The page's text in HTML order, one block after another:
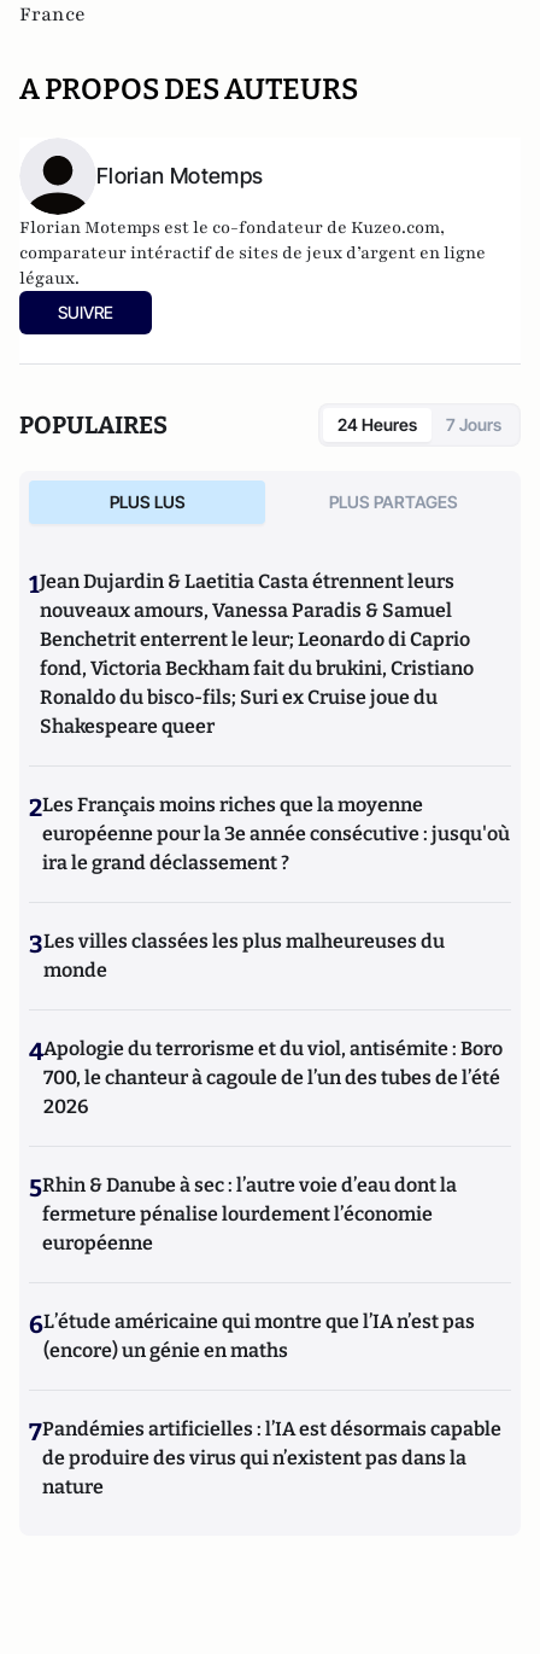
France
A PROPOS DES AUTEURS
Florian Motemps
Florian Motemps est le co-fondateur de Kuzeo.com,
comparateur intéractif de sites de jeux d’argent en ligne
légaux.
SUIVRE
POPULAIRES 24 Heures 7 Jours
PLUS LUS PLUS PARTAGES
1Jean Dujardin & Laetitia Casta étrennent leurs
nouveaux amours, Vanessa Paradis & Samuel
Benchetrit enterrent le leur; Leonardo di Caprio
fond, Victoria Beckham fait du brukini, Cristiano
Ronaldo du bisco-fils; Suri ex Cruise joue du
Shakespeare queer
2Les Français moins riches que la moyenne
européenne pour la 3e année consécutive : jusqu'où
ira le grand déclassement ?
3Les villes classées les plus malheureuses du
monde
4Apologie du terrorisme et du viol, antisémite : Boro
700, le chanteur à cagoule de l’un des tubes de l’été
2026
5Rhin & Danube à sec : l’autre voie d’eau dont la
fermeture pénalise lourdement l’économie
européenne
6L’étude américaine qui montre que l’IA n’est pas
(encore) un génie en maths
7Pandémies artificielles : l’IA est désormais capable
de produire des virus qui n’existent pas dans la
nature